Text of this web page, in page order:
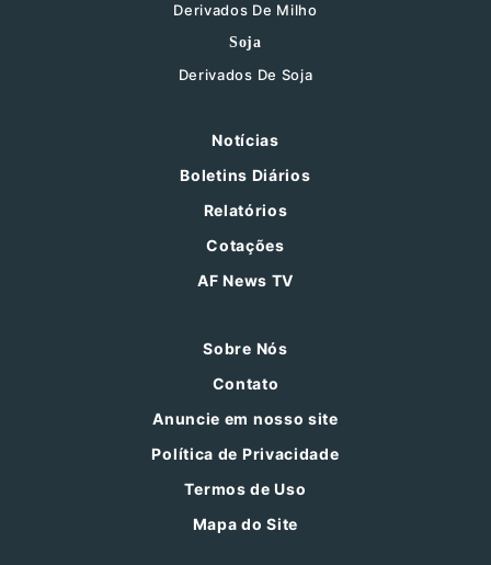
Derivados De Milho
Soja
Derivados De Soja
Notícias
Boletins Diários
Relatórios
Cotações
AF News TV
Sobre Nós
Contato
Anuncie em nosso site
Política de Privacidade
Termos de Uso
Mapa do Site